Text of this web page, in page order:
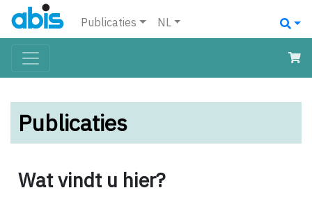
Publicaties NL
Publicaties
Wat vindt u hier?